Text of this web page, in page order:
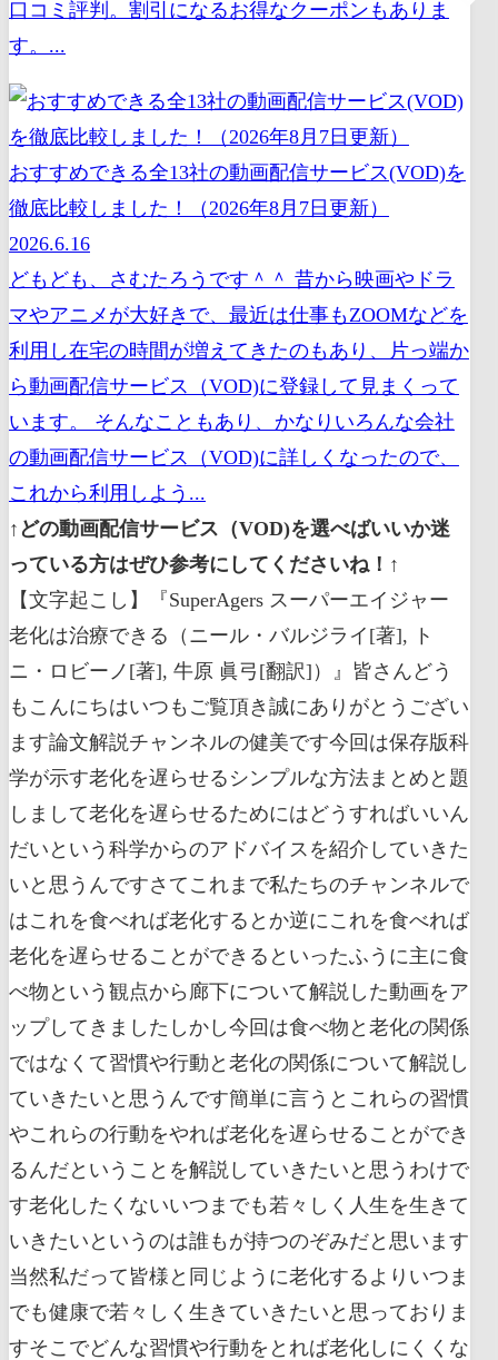
口コミ評判。割引になるお得なクーポンもありま
す。...
おすすめできる全13社の動画配信サービス(VOD)を
徹底比較しました！（2026年8月7日更新）
2026.6.16
どもども、さむたろうです＾＾ 昔から映画やドラ
マやアニメが大好きで、最近は仕事もZOOMなどを
利用し在宅の時間が増えてきたのもあり、片っ端か
ら動画配信サービス（VOD)に登録して見まくって
います。 そんなこともあり、かなりいろんな会社
の動画配信サービス（VOD)に詳しくなったので、
これから利用しよう...
↑どの動画配信サービス（VOD)を選べばいいか迷
っている方はぜひ参考にしてくださいね！↑
【文字起こし】『SuperAgers スーパーエイジャー
老化は治療できる（ニール・バルジライ[著], ト
ニ・ロビーノ[著], 牛原 眞弓[翻訳]）』皆さんどう
もこんにちはいつもご覧頂き誠にありがとうござい
ます論文解説チャンネルの健美です今回は保存版科
学が示す老化を遅らせるシンプルな方法まとめと題
しまして老化を遅らせるためにはどうすればいいん
だいという科学からのアドバイスを紹介していきた
いと思うんですさてこれまで私たちのチャンネルで
はこれを食べれば老化するとか逆にこれを食べれば
老化を遅らせることができるといったふうに主に食
べ物という観点から廊下について解説した動画をア
ップしてきましたしかし今回は食べ物と老化の関係
ではなくて習慣や行動と老化の関係について解説し
ていきたいと思うんです簡単に言うとこれらの習慣
やこれらの行動をやれば老化を遅らせることができ
るんだということを解説していきたいと思うわけで
す老化したくないいつまでも若々しく人生を生きて
いきたいというのは誰もが持つのぞみだと思います
当然私だって皆様と同じように老化するよりいつま
でも健康で若々しく生きていきたいと思っておりま
すそこでどんな習慣や行動をとれば老化しにくくな